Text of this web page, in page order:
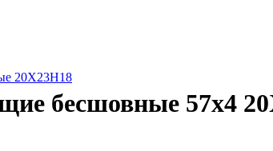
20Х23Н18
бесшовные 57х4